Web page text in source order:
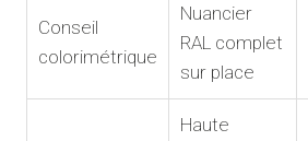
Conseil
colorimétrique
Nuancier
RAL complet
sur place
Haute